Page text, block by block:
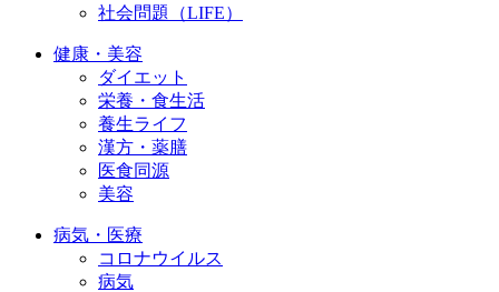
社会問題（LIFE）
健康・美容
ダイエット
栄養・食生活
養生ライフ
漢方・薬膳
医食同源
美容
病気・医療
コロナウイルス
病気